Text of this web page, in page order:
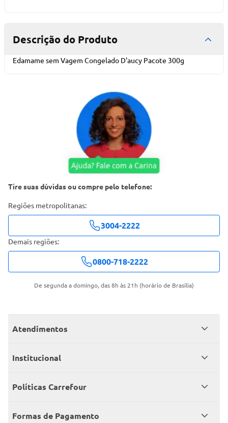
Descrição do Produto
Edamame sem Vagem Congelado D'aucy Pacote 300g
Tire suas dúvidas ou compre pelo telefone:
Regiões metropolitanas:
3004-2222
Demais regiões:
0800-718-2222
De segunda a domingo, das 8h às 21h (horário de Brasília)
Atendimentos
Meus pedidos
Consumidor.gov
Institucional
Grupo Carrefour Brasil
Políticas Carrefour
Políticas de entregas
Formas de Pagamento